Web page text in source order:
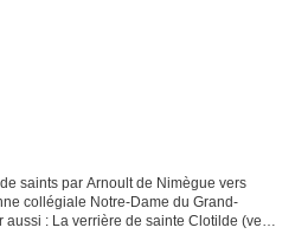
saints par Arnoult de Nimègue vers
collégiale Notre-Dame du Grand-
: La verrière de sainte Clotilde (vers